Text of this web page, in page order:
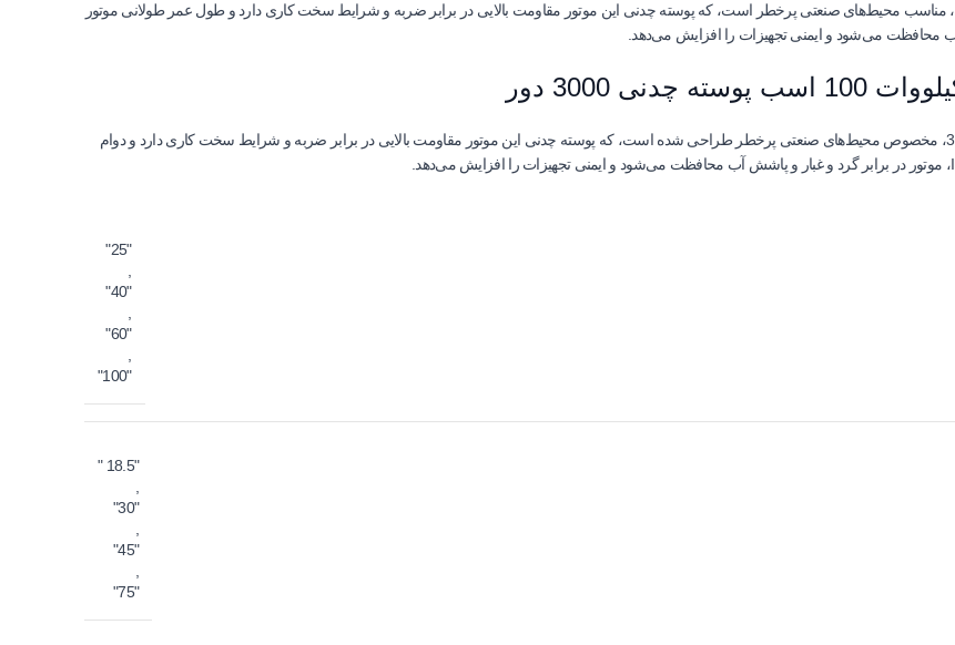
الکتروموتور ضد انفجار VEM سه فاز با توان 45 کیلووات (60 اسب) و دور 3000، مناسب محیط‌های صنعتی پرخطر است، که پوسته چدنی این موتور مقاومت بالایی در برابر ضربه و شرایط سخت کاری دارد و طول عمر طولانی موتور
الکتروموتور ضد انفجار VEM سه فاز با توان 75 کیلووات (100 اسب) و دور 3000، مخصوص محیط‌های صنعتی پرخطر طراحی شده است، که پوسته چدنی این موتور مقاومت بالایی در برابر ضربه و شرایط سخت کاری دارد و دوام
"25"
"40"
"60"
"100"
"18.5 "
"30"
"45"
"75"